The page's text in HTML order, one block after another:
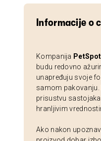
Informacije o
Kompanija PetSpot
budu redovno
unapređuju svoje
samom
prisustvu
hranljivim
Ako nakon